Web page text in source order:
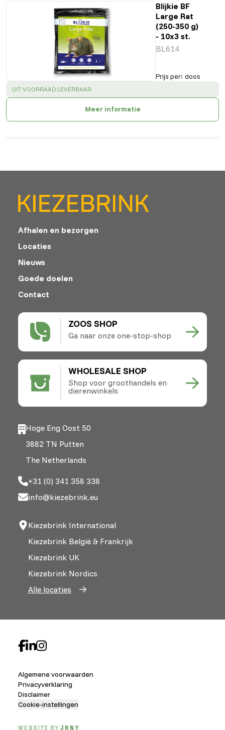
Blijkie BF
Large Rat
(250-350 g)
- 10x3 st.
BL614
Prijs per: doos
SUCCESS:
UIT VOORRAAD LEVERBAAR
Meer informatie
ZOOS SHOP
Ga naar onze one-stop-shop
WHOLESALE SHOP
Shop voor groothandels en
dierenwinkels
Afhalen en bezorgen
Locaties
Nieuws
Goede doelen
Contact
Hoge Eng Oost 50
3882 TN Putten
The Netherlands
+31 (0) 341 358 338
info@kiezebrink.eu
Kiezebrink International
Kiezebrink België & Frankrijk
Kiezebrink UK
Kiezebrink Nordics
Alle locaties
Algemene voorwaarden
Privacyverklaring
Disclaimer
Cookie-instellingen